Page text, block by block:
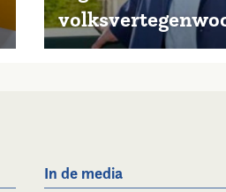
In de media